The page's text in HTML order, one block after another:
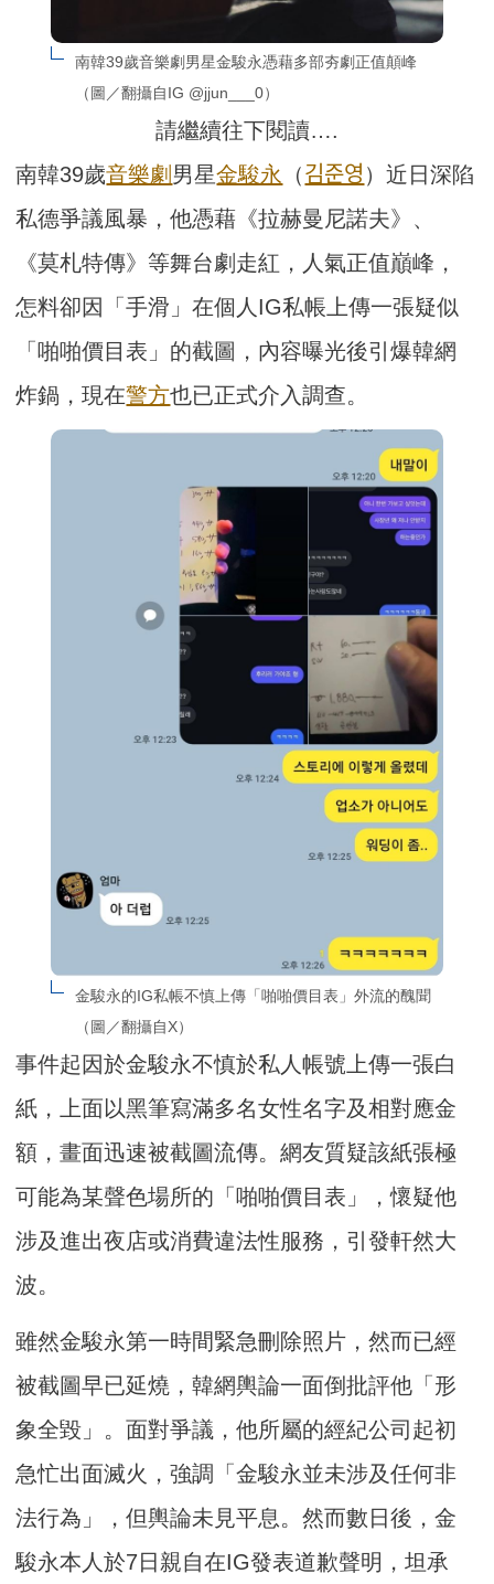
南韓39歲音樂劇男星金駿永憑藉多部夯劇正值顛峰
（圖／翻攝自IG @jjun___0）
請繼續往下閱讀….
南韓39歲音樂劇 男星金駿永 （김준영 ）近日深陷
私德爭議風暴，他憑藉《拉赫曼尼諾夫》、
《莫札特傳》等舞台劇走紅，人氣正值巔峰，
怎料卻因「手滑」在個人IG私帳上傳一張疑似
「啪啪價目表」的截圖，內容曝光後引爆韓網
炸鍋，現在警方也已正式介入調查。
金駿永的IG私帳不慎上傳「啪啪價目表」外流的醜聞
（圖／翻攝自X）
事件起因於金駿永不慎於私人帳號上傳一張白
紙，上面以黑筆寫滿多名女性名字及相對應金
額，畫面迅速被截圖流傳。網友質疑該紙張極
可能為某聲色場所的「啪啪價目表」，懷疑他
涉及進出夜店或消費違法性服務，引發軒然大
波。
雖然金駿永第一時間緊急刪除照片，然而已經
被截圖早已延燒，韓網輿論一面倒批評他「形
象全毀」。面對爭議，他所屬的經紀公司起初
急忙出面滅火，強調「金駿永並未涉及任何非
法行為」，但輿論未見平息。然而數日後，金
駿永本人於7日親自在IG發表道歉聲明，坦承